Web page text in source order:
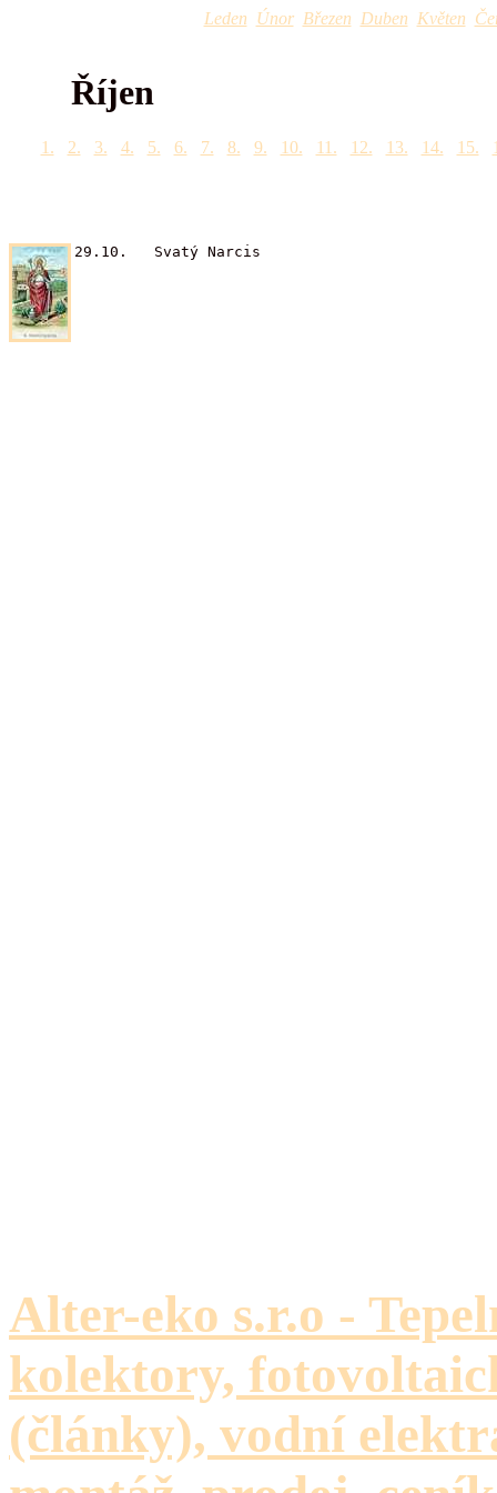
Leden Únor Březen Duben Květen
Říjen
1. 2. 3. 4. 5. 6. 7. 8. 9. 10. 11. 12. 13. 14. 15.
29.10. Svatý Narcis
Alter-eko s.r.o -
kolektory,
(články), vodní